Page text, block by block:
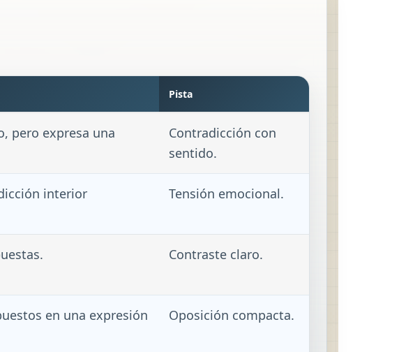
Pista
pero expresa una
Contradicción con
sentido.
interior
Tensión emocional.
Contraste claro.
en una expresión
Oposición compacta.